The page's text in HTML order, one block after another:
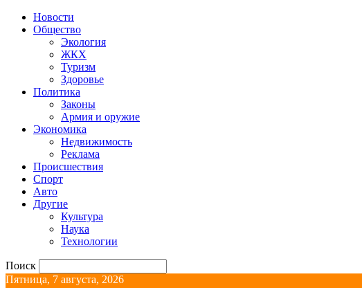
Новости
Общество
Экология
ЖКХ
Туризм
Здоровье
Политика
Законы
Армия и оружие
Экономика
Недвижимость
Реклама
Происшествия
Спорт
Авто
Другие
Культура
Наука
Технологии
Поиск
Пятница, 7 августа, 2026